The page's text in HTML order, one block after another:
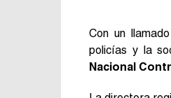
Con un
policías y la
Nacional